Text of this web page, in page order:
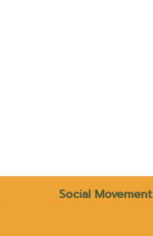
Social Movement